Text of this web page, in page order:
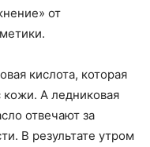
от
кислота, которая
кожи. А ледниковая
отвечают за
В результате утром